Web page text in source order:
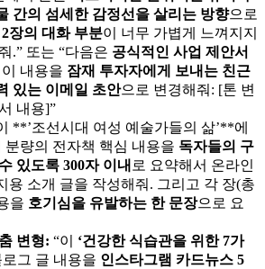
간의 섬세한 감정선을 살리는 방향으로
2장의 대화 부분이 너무 가볍게 느껴지지
.” 또는 “다음은 공식적인 사업 제안서
내용을 잠재 투자자에게 보내는 친근
있는 이메일 초안으로 변경해줘: [톤 변
내용]”
**’조선시대 여성 예술가들의 삶’**에
분량의 전자책 핵심 내용을 독자들의 구
있도록 300자 이내 로 요약해서 온라인
용 소개 글을 작성해줘. 그리고 각 장(총
을 호기심을 유발하는 한 문장으로 요
변형: “이 ‘건강한 식습관을 위한 7가
로그 글 내용을 인스타그램 카드뉴스 5